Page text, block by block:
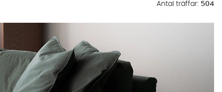
Antal träffar: 504